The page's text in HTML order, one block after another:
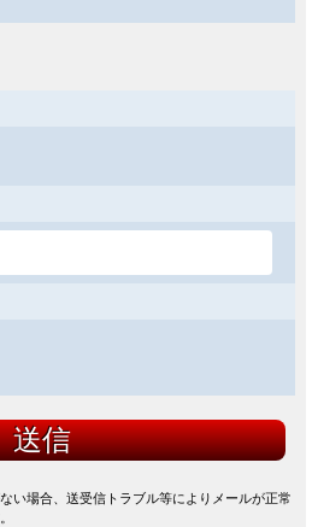
い場合、送受信トラブル等によりメールが正常